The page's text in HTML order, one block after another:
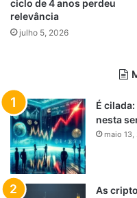
ciclo de 4 anos perdeu
relevância
julho 5, 2026
É
nesta
maio 13,
As